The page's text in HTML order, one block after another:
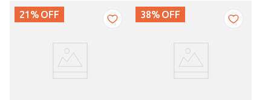
21% OFF 38% OFF